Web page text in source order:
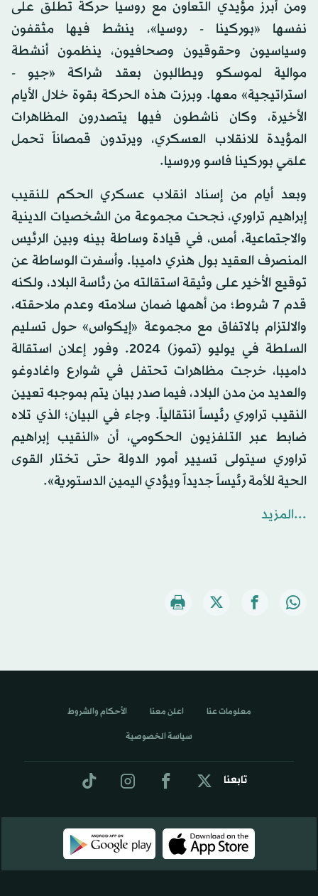
ومن أبرز مؤيدي التعاون مع روسيا حركة تطلق على
نفسها «بوركينا - روسيا»، ينشط فيها مثقفون
وسياسيون وحقوقيون وصحافيون، ينظمون أنشطة
موالية لموسكو ويطالبون بعقد شراكة «جيو -
استراتيجية» معها. وبرزت هذه الحركة بقوة خلال الأيام
الأخيرة، وكان ناشطون فيها يتصدرون المظاهرات
المؤيدة للانقلاب العسكري، ويرتدون قمصاناً تحمل
علمَي بوركينا فاسو وروسيا.
وبعد أيام من إسناد انقلاب عسكري الحكم للنقيب
إبراهيم تراوري، نجحت مجموعة من الشخصيات الدينية
والاجتماعية، أمس، في قيادة وساطة بينه وبين الرئيس
المنصرف العقيد بول هنري داميبا. وأسفرت الوساطة عن
توقيع الأخير على وثيقة استقالته من رئاسة البلاد، ولكنه
قدم 7 شروط؛ من أهمها ضمان سلامته وعدم ملاحقته،
والالتزام بالاتفاق مع مجموعة «إيكواس» حول تسليم
السلطة في يوليو (تموز) 2024. وفور إعلان استقالة
داميبا، خرجت مظاهرات تحتفل في شوارع واغادوغو
والعديد من مدن البلاد، فيما صدر بيان يتم بموجبه تعيين
النقيب تراوري رئيساً انتقالياً. وجاء في البيان؛ الذي تلاه
ضابط عبر التلفزيون الحكومي، أن «النقيب إبراهيم
تراوري سيتولى تسيير أمور الدولة حتى تختار القوى
الحية للأمة رئيساً جديداً ويؤدي اليمين الدستورية».
...المزيد
تابعنا
معلومات عنا اعلن معنا الأحكام والشروط
سياسة الخصوصية